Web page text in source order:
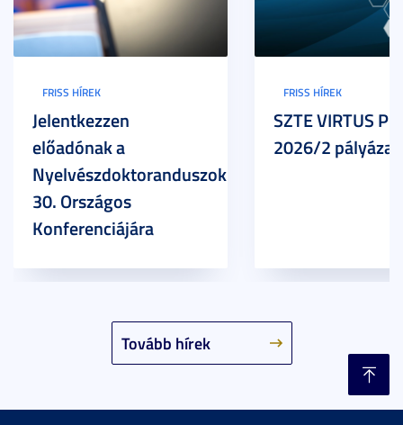
Tovább hírek
FRISS HÍREK
Jelentkezzen
előadónak a
Nyelvészdoktoranduszok
30. Országos
Konferenciájára
FRISS HÍREK
SZTE VIRTUS
2026/2